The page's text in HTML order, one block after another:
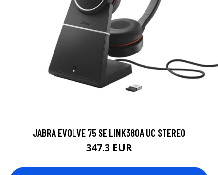
JABRA EVOLVE 75 SE LINK380A UC STEREO
347.3 EUR